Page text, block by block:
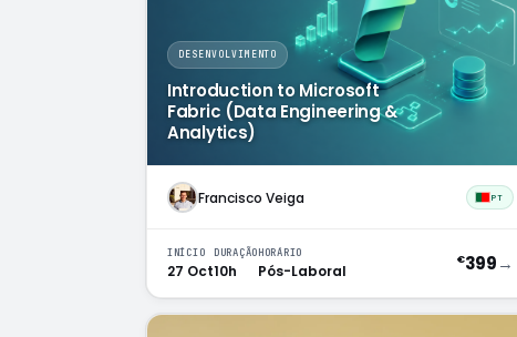
DESENVOLVIMENTO
Introduction to Microsoft
Fabric (Data Engineering &
Analytics)
Francisco Veiga PT
INÍCIO
27 Oct
DURAÇÃO
10h
HORÁRIO
Pós-Laboral
€399→